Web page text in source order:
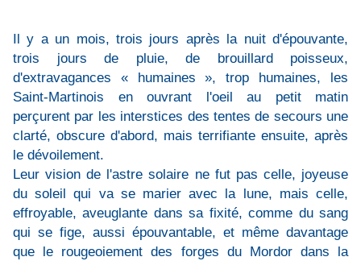
Il y a un mois, trois jours après la nuit d'épouvante,
trois jours de pluie, de brouillard poisseux,
d'extravagances « humaines », trop humaines, les
Saint-Martinois en ouvrant l'oeil au petit matin
perçurent par les interstices des tentes de secours une
clarté, obscure d'abord, mais terrifiante ensuite, après
le dévoilement.
Leur vision de l'astre solaire ne fut pas celle, joyeuse
du soleil qui va se marier avec la lune, mais celle,
effroyable, aveuglante dans sa fixité, comme du sang
qui se fige, aussi épouvantable, et même davantage
que le rougeoiement des forges du Mordor dans la